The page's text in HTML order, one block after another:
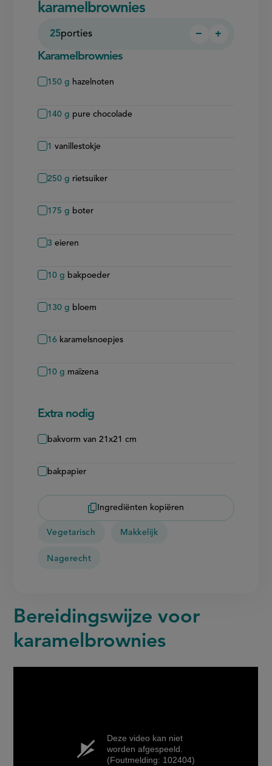
karamelbrownies
25porties
Persoon
−
Persoon
+
Karamelbrownies
150 g hazelnoten
140 g pure chocolade
1 vanillestokje
250 g rietsuiker
175 g boter
3 eieren
10 g bakpoeder
130 g bloem
16 karamelsnoepjes
10 g maïzena
Extra nodig
bakvorm van 21x21 cm
bakpapier
Ingrediënten kopiëren
Vegetarisch Makkelijk
Nagerecht
Bereidingswijze voor
karamelbrownies
Deze video kan niet
worden afgespeeld.
(Foutmelding: 102404)